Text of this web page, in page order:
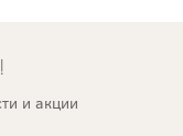
и акции